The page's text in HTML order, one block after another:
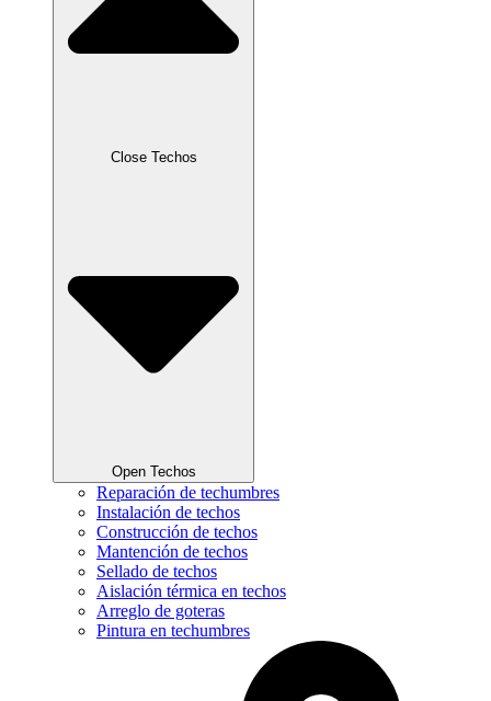
Close Techos
Open Techos
Reparación de techumbres
Instalación de techos
Construcción de techos
Mantención de techos
Sellado de techos
Aislación térmica en techos
Arreglo de goteras
Pintura en techumbres